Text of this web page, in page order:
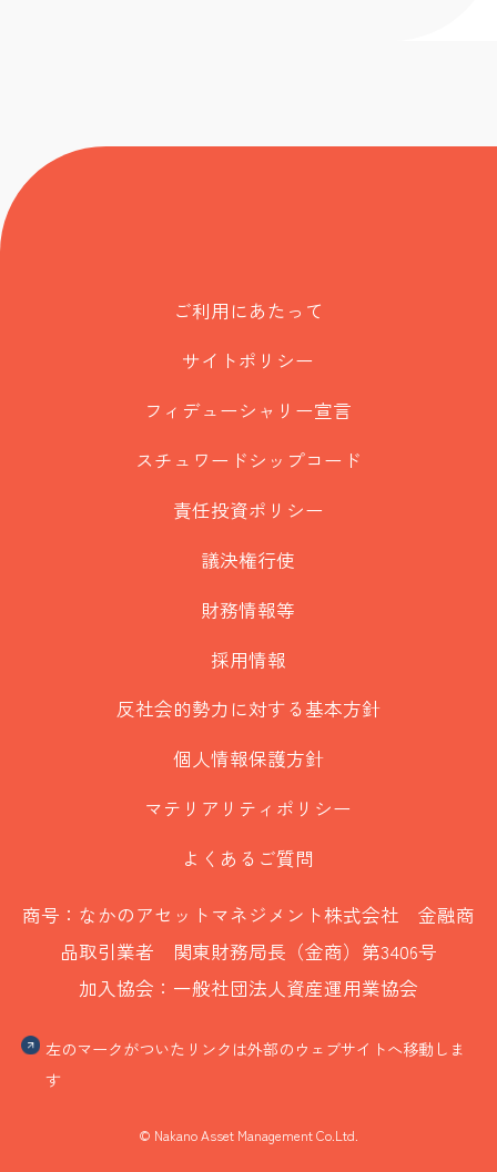
ご利用にあたって
サイトポリシー
フィデューシャリー宣言
スチュワードシップコード
責任投資ポリシー
議決権行使
財務情報等
採用情報
反社会的勢力に対する基本方針
個人情報保護方針
マテリアリティポリシー
よくあるご質問
商号：なかのアセットマネジメント株式会社 金融商
品取引業者 関東財務局長（金商）第3406号
加入協会：一般社団法人資産運用業協会
左のマークがついたリンクは外部のウェブサイトへ移動しま
す
© Nakano Asset Management Co.Ltd.